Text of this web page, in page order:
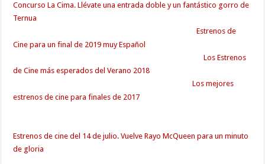
Concurso La Cima. Llévate una entrada doble y un fantástico gorro de
Ternua
Estrenos de
Cine para un final de 2019 muy Español
Los Estrenos
de Cine más esperados del Verano 2018
Los mejores
estrenos de cine para finales de 2017
Estrenos de cine del 14 de julio. Vuelve Rayo McQueen para un minuto
de gloria